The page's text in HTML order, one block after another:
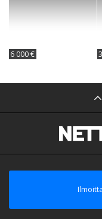
6 000 €